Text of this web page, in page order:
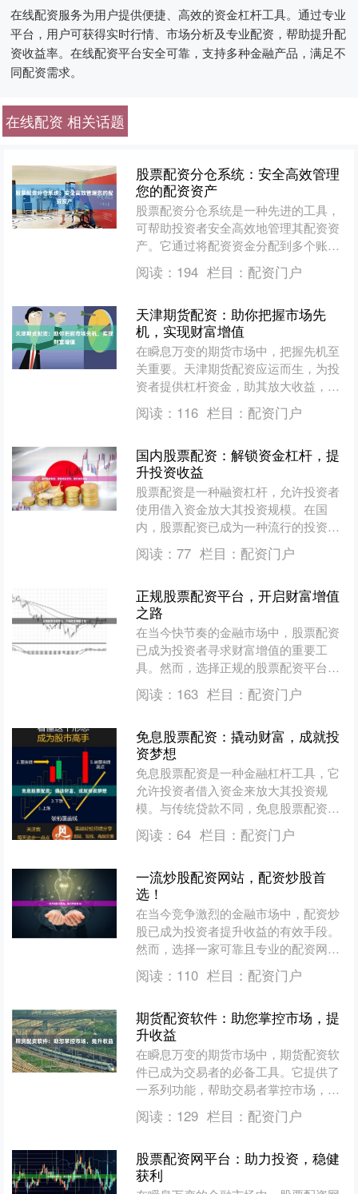
在线配资服务为用户提供便捷、高效的资金杠杆工具。通过专业
平台，用户可获得实时行情、市场分析及专业配资，帮助提升配
资收益率。在线配资平台安全可靠，支持多种金融产品，满足不
同配资需求。
在线配资 相关话题
股票配资分仓系统：安全高效管理
您的配资资产
股票配资分仓系统是一种先进的工具，
可帮助投资者安全高效地管理其配资资
产。它通过将配资资金分配到多个账户
中来实现这一点，从而降低风险并提高
资金利用率。 **安全保....
阅读： 194 栏目： 配资门户
天津期货配资：助你把握市场先
机，实现财富增值
在瞬息万变的期货市场中，把握先机至
关重要。天津期货配资应运而生，为投
资者提供杠杆资金，助其放大收益，实
现财富增值。 天津期货配资优势显著：
* **放大收益：*....
阅读： 116 栏目： 配资门户
国内股票配资：解锁资金杠杆，提
升投资收益
股票配资是一种融资杠杆，允许投资者
使用借入资金放大其投资规模。在国
内，股票配资已成为一种流行的投资策
略，为投资者提供了提升收益的潜力。
**如何运作？** 股票....
阅读： 77 栏目： 配资门户
正规股票配资平台，开启财富增值
之路
在当今快节奏的金融市场中，股票配资
已成为投资者寻求财富增值的重要工
具。然而，选择正规的股票配资平台至
关重要，以确保资金安全和收益稳定。
正规股票配资平台通常具备....
阅读： 163 栏目： 配资门户
免息股票配资：撬动财富，成就投
资梦想
免息股票配资是一种金融杠杆工具，它
允许投资者借入资金来放大其投资规
模。与传统贷款不同，免息股票配资不
需要支付利息，这为投资者提供了巨大
的优势。 免息股票配资的运....
阅读： 64 栏目： 配资门户
一流炒股配资网站，配资炒股首
选！
在当今竞争激烈的金融市场中，配资炒
股已成为投资者提升收益的有效手段。
然而，选择一家可靠且专业的配资网站
至关重要。 我们为您推荐一流的炒股配
资网站，为您提供以下优....
阅读： 110 栏目： 配资门户
期货配资软件：助您掌控市场，提
升收益
在瞬息万变的期货市场中，期货配资软
件已成为交易者的必备工具。它提供了
一系列功能，帮助交易者掌控市场，提
升收益。 **实时行情和图表** 配资软件
提供实时行情和图....
阅读： 129 栏目： 配资门户
股票配资网平台：助力投资，稳健
获利